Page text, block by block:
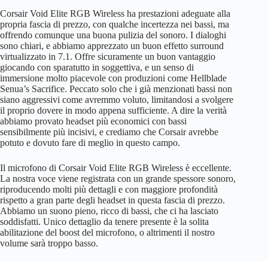
Corsair Void Elite RGB Wireless ha prestazioni adeguate alla
propria fascia di prezzo, con qualche incertezza nei bassi, ma
offrendo comunque una buona pulizia del sonoro. I dialoghi
sono chiari, e abbiamo apprezzato un buon effetto surround
virtualizzato in 7.1. Offre sicuramente un buon vantaggio
giocando con sparatutto in soggettiva, e un senso di
immersione molto piacevole con produzioni come Hellblade
Senua’s Sacrifice. Peccato solo che i già menzionati bassi non
siano aggressivi come avremmo voluto, limitandosi a svolgere
il proprio dovere in modo appena sufficiente. A dire la verità
abbiamo provato headset più economici con bassi
sensibilmente più incisivi, e crediamo che Corsair avrebbe
potuto e dovuto fare di meglio in questo campo.
Il microfono di Corsair Void Elite RGB Wireless è eccellente.
La nostra voce viene registrata con un grande spessore sonoro,
riproducendo molti più dettagli e con maggiore profondità
rispetto a gran parte degli headset in questa fascia di prezzo.
Abbiamo un suono pieno, ricco di bassi, che ci ha lasciato
soddisfatti. Unico dettaglio da tenere presente è la solita
abilitazione del boost del microfono, o altrimenti il nostro
volume sarà troppo basso.